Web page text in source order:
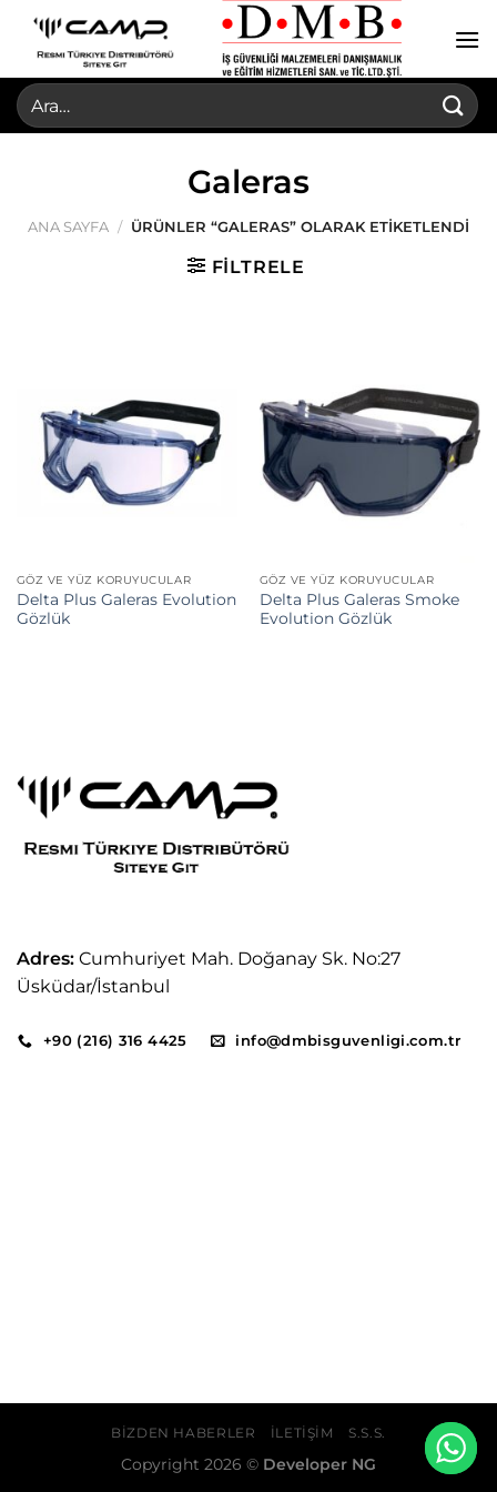
İçeriğe
Ara:
Galeras
ANA SAYFA / ÜRÜNLER “GALERAS” OLARAK ETIKETLENDI
FILTRELE
GÖZ VE YÜZ KORUYUCULAR
Delta Plus Galeras Evolution
Gözlük
GÖZ VE YÜZ KORUYUCULAR
Delta Plus Galeras Smoke
Evolution Gözlük
Adres: Cumhuriyet Mah. Doğanay Sk. No:27
Üsküdar/İstanbul
+90 (216) 316 4425 info@dmbisguvenligi.com.tr
BIZDEN HABERLER İLETIŞIM S.S.S.
Copyright 2026 © Developer NG